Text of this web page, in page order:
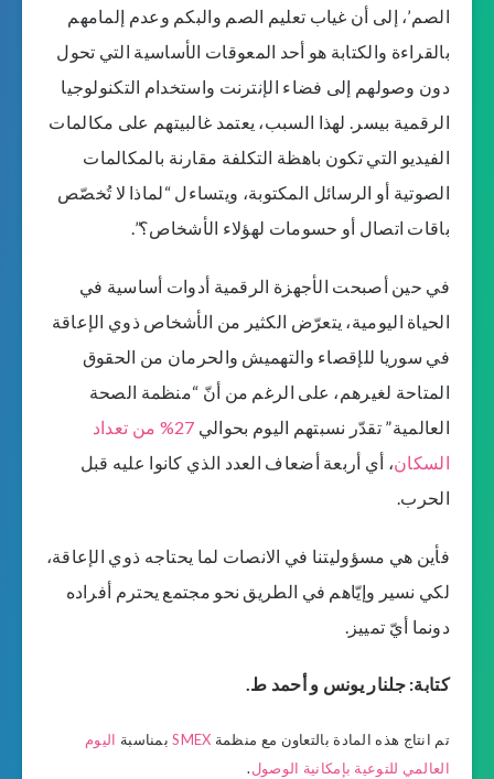
الصم’، إلى أن غياب تعليم الصم والبكم وعدم إلمامهم
بالقراءة والكتابة هو أحد المعوقات الأساسية التي تحول
دون وصولهم إلى فضاء الإنترنت واستخدام التكنولوجيا
الرقمية بيسر. لهذا السبب، يعتمد غالبيتهم على مكالمات
الفيديو التي تكون باهظة التكلفة مقارنة بالمكالمات
الصوتية أو الرسائل المكتوبة، ويتساءل “لماذا لا تُخصّص
باقات اتصال أو حسومات لهؤلاء الأشخاص؟”.
في حين أصبحت الأجهزة الرقمية أدوات أساسية في
الحياة اليومية، يتعرّض الكثير من الأشخاص ذوي الإعاقة
في سوريا للإقصاء والتهميش والحرمان من الحقوق
المتاحة لغيرهم، على الرغم من أنّ “منظمة الصحة
العالمية” تقدّر نسبتهم اليوم بحوالي
27% من تعداد
السكان، أي أربعة أضعاف العدد الذي كانوا عليه قبل
الحرب.
فأين هي مسؤوليتنا في الانصات لما يحتاجه ذوي الإعاقة،
لكي نسير وإيّاهم في الطريق نحو مجتمع يحترم أفراده
دونما أيّ تمييز.
كتابة: جلنار يونس و أحمد ط.
تم انتاج هذه المادة بالتعاون مع منظمة SMEX بمناسبة اليوم
العالمي للتوعية بإمكانية الوصول.